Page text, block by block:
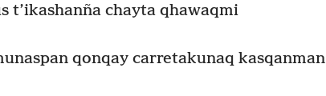
t’ikashanña chayta qhawaqmi
qonqay carretakunaq kasqanman